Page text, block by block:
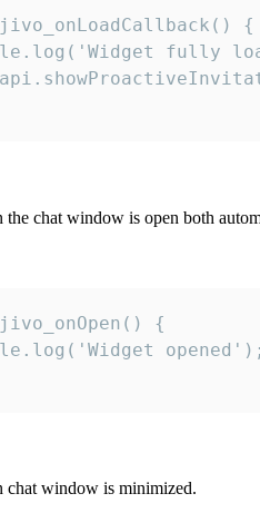
{
fully
the chat window is open both
{
opened');
chat window is minimized.